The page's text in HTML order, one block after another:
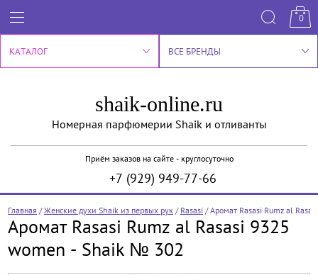
0
КАТАЛОГ ВСЕ БРЕНДЫ
shaik-online.ru
Номерная парфюмерии Shaik и отливанты
Приём заказов на сайте - круглосуточно
+7 (929) 949-77-66
Главная /Женские духи Shaik из первых рук / Rasasi /Аромат Rasasi Rumz al
Аромат Rasasi Rumz al Rasasi 9325
women - Shaik № 302